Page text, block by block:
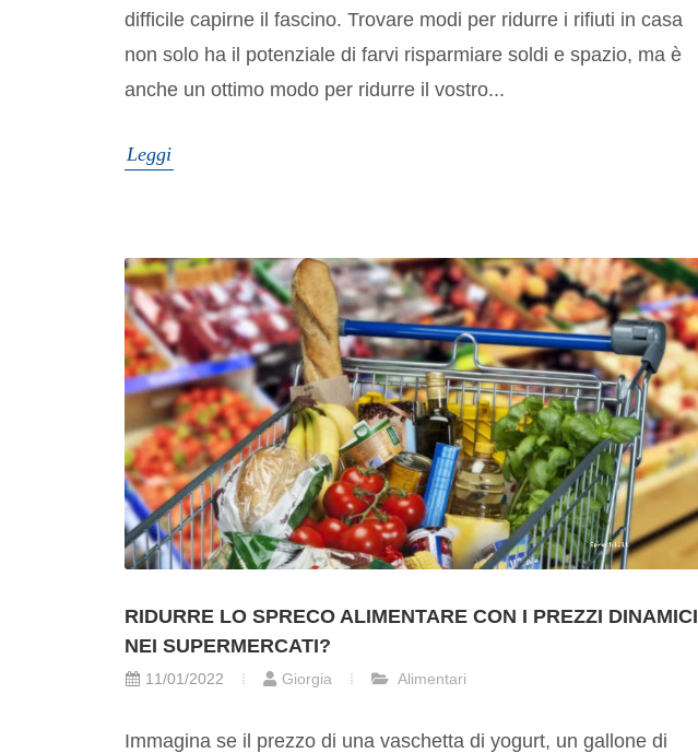
difficile capirne il fascino. Trovare modi per ridurre i rifiuti in casa
non solo ha il potenziale di farvi risparmiare soldi e spazio, ma è
anche un ottimo modo per ridurre il vostro...
Leggi
RIDURRE LO SPRECO ALIMENTARE CON I PREZZI DINAMICI
NEI SUPERMERCATI?
11/01/2022 Giorgia Alimentari
Immagina se il prezzo di una vaschetta di yogurt, un gallone di